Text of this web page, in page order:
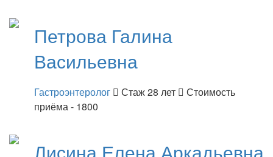
Петрова Галина
Васильевна
Гастроэнтеролог Стаж 28 лет
Стоимость
приёма - 1800
Лисина Елена Аркадьевна